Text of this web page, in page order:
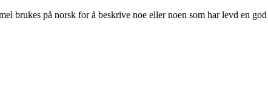
brukes på norsk for å beskrive noe eller noen som har levd en god